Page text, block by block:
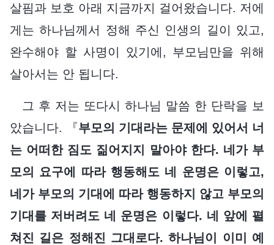
살핌과 보호 아래 지금까지 걸어왔습니다. 저에
게는 하나님께서 정해 주신 인생의 길이 있고,
완수해야 할 사명이 있기에, 부모님만을 위해
살아서는 안 됩니다.
그 후 저는 또다시 하나님 말씀 한 단락을 보
았습니다. 『부모의 기대라는 문제에 있어서 너
는 어떠한 짐도 짊어지지 말아야 한다. 네가 부
모의 요구에 따라 행동해도 네 운명은 이렇고,
네가 부모의 기대에 따라 행동하지 않고 부모의
기대를 저버려도 네 운명은 이렇다. 네 앞에 펼
쳐진 길은 정해진 그대로다. 하나님이 이미 예